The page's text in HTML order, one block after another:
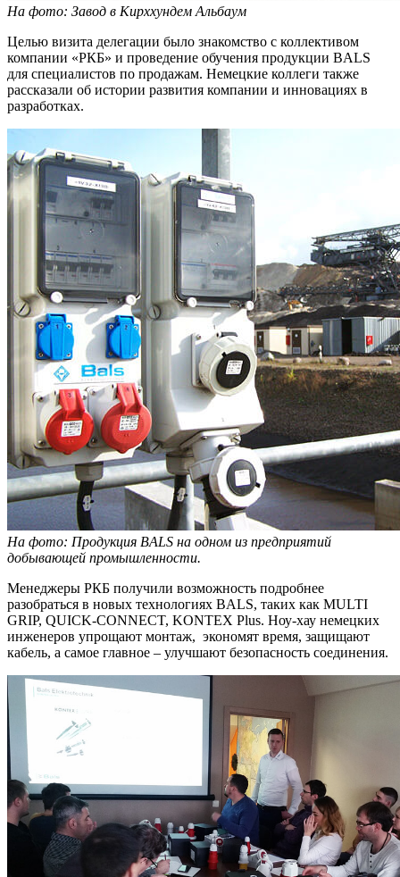
На фото: Завод в Кирххундем Альбаум
Целью визита делегации было знакомство с коллективом
компании «РКБ» и проведение обучения продукции BALS
для специалистов по продажам. Немецкие коллеги также
рассказали об истории развития компании и инновациях в
разработках.
На фото: Продукция BALS на одном из предприятий
добывающей промышленности.
Менеджеры РКБ получили возможность подробнее
разобраться в новых технологиях BALS, таких как MULTI
GRIP, QUICK-CONNECT, KONTEX Plus. Ноу-хау немецких
инженеров упрощают монтаж, экономят время, защищают
кабель, а самое главное – улучшают безопасность соединения.